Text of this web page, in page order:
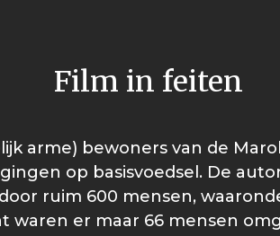
Film in feiten
arme) bewoners van de
op basisvoedsel. De
ruim 600 mensen,
waren er maar 66 mensen